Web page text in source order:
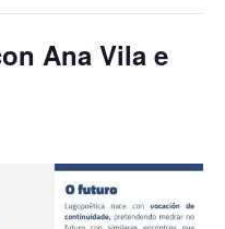
Ana Vila e